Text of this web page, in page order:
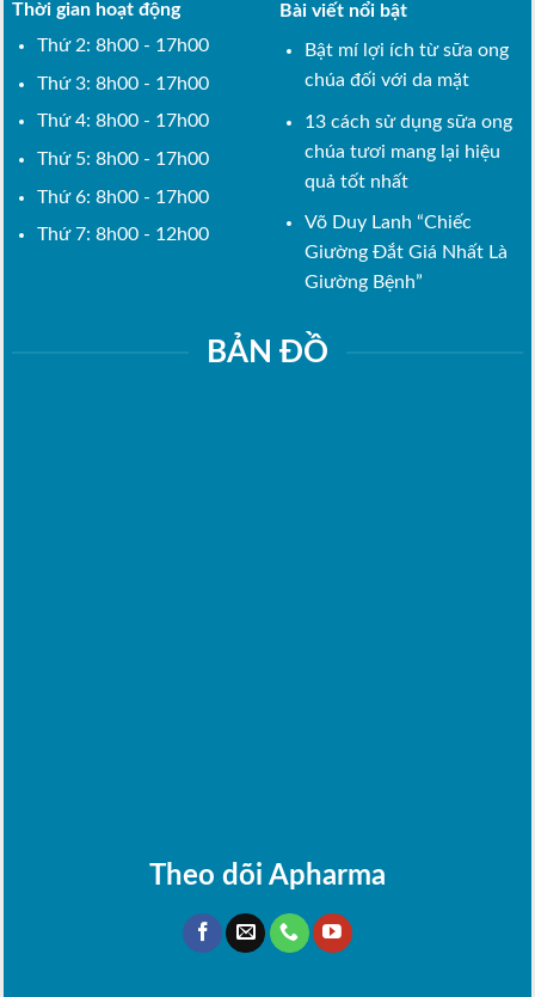
Thời gian hoạt động
Thứ 2: 8h00 - 17h00
Thứ 3: 8h00 - 17h00
Thứ 4: 8h00 - 17h00
Thứ 5: 8h00 - 17h00
Thứ 6: 8h00 - 17h00
Thứ 7: 8h00 - 12h00
Bài viết nổi bật
Bật mí lợi ích từ sữa ong
chúa đối với da mặt
13 cách sử dụng sữa ong
chúa tươi mang lại hiệu
quả tốt nhất
Võ Duy Lanh “Chiếc
Giường Đắt Giá Nhất Là
Giường Bệnh”
BẢN ĐỒ
Theo dõi Apharma